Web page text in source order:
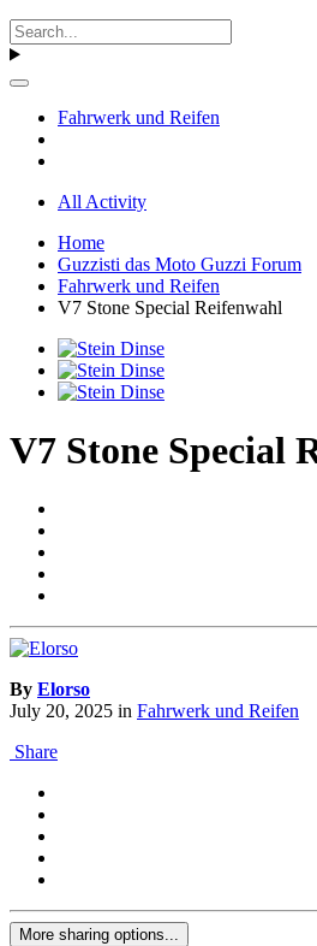
Fahrwerk und Reifen
All Activity
Home
Guzzisti das Moto Guzzi Forum
Fahrwerk und Reifen
V7 Stone Special Reifenwahl
V7 Stone Special
By Elorso
July 20, 2025 in Fahrwerk und Reifen
Share
More sharing options...